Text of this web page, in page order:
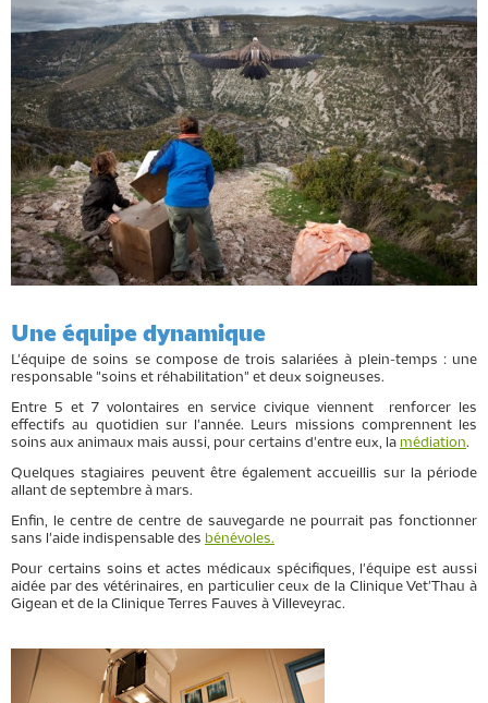
Une équipe dynamique
L'équipe de soins se compose de trois salariées à plein-temps : une
responsable "soins et réhabilitation" et deux soigneuses.
Entre 5 et 7 volontaires en service civique viennent renforcer les
effectifs au quotidien sur l'année. Leurs missions comprennent les
soins aux animaux mais aussi, pour certains d'entre eux, la médiation.
Quelques stagiaires peuvent être également accueillis sur la période
allant de septembre à mars.
Enfin, le centre de centre de sauvegarde ne pourrait pas fonctionner
sans l'aide indispensable des bénévoles.
Pour certains soins et actes médicaux spécifiques, l'équipe est aussi
aidée par des vétérinaires, en particulier ceux de la Clinique Vet'Thau à
Gigean et de la Clinique Terres Fauves à Villeveyrac.